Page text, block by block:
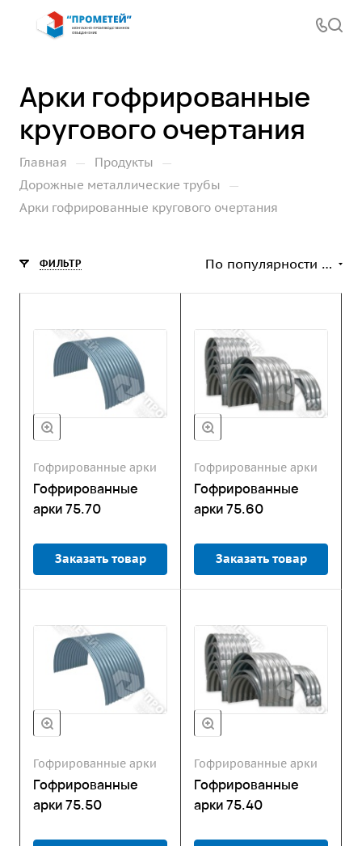
Арки гофрированные
кругового очертания
Главная — Продукты —
Дорожные металлические трубы —
Арки гофрированные кругового очертания
ФИЛЬТР По популярности (возрастание)
Гофрированные арки
Гофрированные
арки 75.70
Заказать товар
Гофрированные арки
Гофрированные
арки 75.60
Заказать товар
Гофрированные арки
Гофрированные
арки 75.50
Гофрированные арки
Гофрированные
арки 75.40